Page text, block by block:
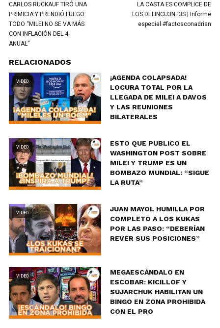
CARLOS RUCKAUF TIRÓ UNA
PRIMICIA Y PRENDIÓ FUEGO
TODO “MILEI NO SE VA MÁS
CON INFLACIÓN DEL 4
ANUAL”
LA CASTA ES COMPLICE DE
LOS DELINCU3NT3S | Informe
especial #factosconadrian
RELACIONADOS
VIDEO
¡AGENDA COLAPSADA!
LOCURA TOTAL POR LA
LLEGADA DE MILEI A DAVOS
Y LAS REUNIONES
BILATERALES
VIDEO
ESTO QUE PUBLICO EL
WASHINGTON POST SOBRE
MILEI Y TRUMP ES UN
BOMBAZO MUNDIAL: “SIGUE
LA RUTA”
VIDEO
JUAN MAYOL HUMILLA POR
COMPLETO A LOS KUKAS
POR LAS PASO: “DEBERÍAN
REVER SUS POSICIONES”
VIDEO
MEGAESCÁNDALO EN
ESCOBAR: KICILLOF Y
SUJARCHUK HABILITAN UN
BINGO EN ZONA PROHIBIDA
CON EL PRO